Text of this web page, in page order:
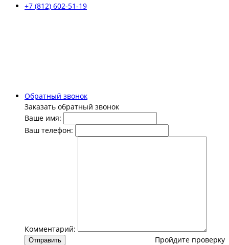
+7 (812) 602-51-19
Обратный звонок
Заказать обратный звонок
Ваше имя:
Ваш телефон:
Комментарий:
Пройдите проверку
Отправить